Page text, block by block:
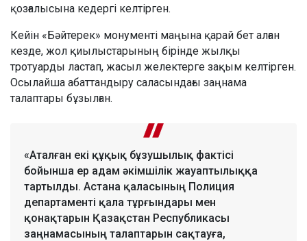
қозғалысына кедергі келтірген.
Кейін «Бәйтерек» монументі маңына қарай бет алған
кезде, жол қиылыстарының бірінде жылқы
тротуарды ластап, жасыл желектерге зақым келтірген.
Осылайша абаттандыру саласындағы заңнама
талаптары бұзылған.
«Аталған екі құқық бұзушылық фактісі
бойынша ер адам әкімшілік жауаптылыққа
тартылды. Астана қаласының Полиция
департаменті қала тұрғындары мен
қонақтарын Қазақстан Республикасы
заңнамасының талаптарын сақтауға,